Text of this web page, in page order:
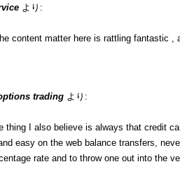
より:
content matter here is rattling fantastic ,
trading より:
thing I also believe is always that credit
easy on the web balance transfers,
rate and to throw one out into the